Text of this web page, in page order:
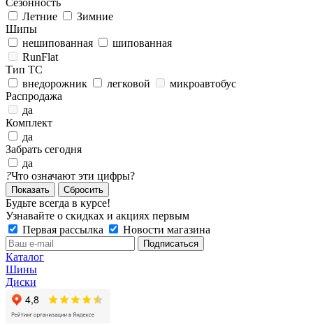
Летние
Зимние
Шипы
нешипованная
шипованная
RunFlat
Тип ТС
внедорожник
легковой
микроавтобус
Распродажа
да
Комплект
да
Забрать сегодня
да
?Что означают эти цифры?
Сбросить
Будьте всегда в курсе!
Узнавайте о скидках и акциях первым
Первая рассылка
Новости магазина
Каталог
Шины
Диски